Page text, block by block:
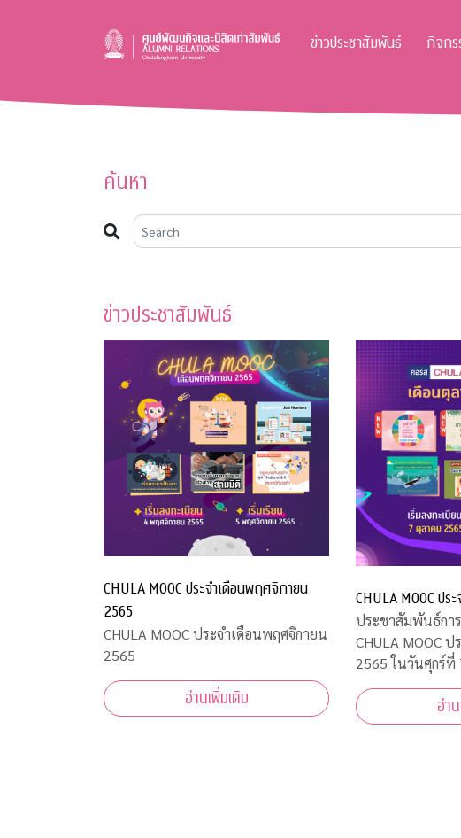
ข่าวประชาสัมพันธ์ กิจก
ค้นหา
ข่าวประชาสัมพันธ์
CHULA MOOC ประจำเดือนพฤศจิกายน
2565
CHULA MOOC ประจำเดือนพฤศจิกายน
2565
อ่านเพิ่มเติม
CHULA MOOC ปร
ประชาสัมพันธ์กา
CHULA MOOC
2565 ในวันศุกร์ที่ 7 ตุลาคม 2565
CHULA MOOC
รายวิชาเท่านั้น ก
เรียน"
อ่า